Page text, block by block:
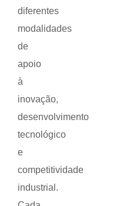
diferentes
modalidades
de
apoio
à
inovação,
desenvolvimento
tecnológico
e
competitividade
industrial.